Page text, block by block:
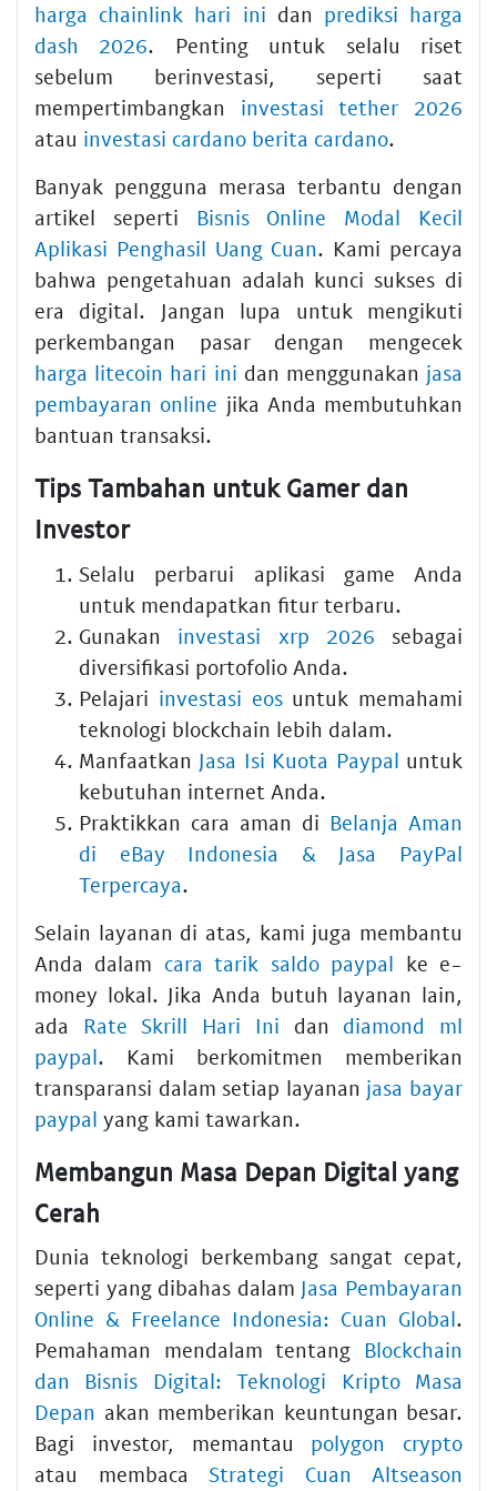
harga chainlink hari ini dan prediksi harga
dash 2026. Penting untuk selalu riset
sebelum berinvestasi, seperti saat
mempertimbangkan investasi tether 2026
atau investasi cardano berita cardano.
Banyak pengguna merasa terbantu dengan
artikel seperti Bisnis Online Modal Kecil
Aplikasi Penghasil Uang Cuan. Kami percaya
bahwa pengetahuan adalah kunci sukses di
era digital. Jangan lupa untuk mengikuti
perkembangan pasar dengan mengecek
harga litecoin hari ini dan menggunakan jasa
pembayaran online jika Anda membutuhkan
bantuan transaksi.
Tips Tambahan untuk Gamer dan
Investor
Selalu perbarui aplikasi game Anda
untuk mendapatkan fitur terbaru.
Gunakan investasi xrp 2026 sebagai
diversifikasi portofolio Anda.
Pelajari investasi eosuntuk memahami
teknologi blockchain lebih dalam.
Manfaatkan Jasa Isi Kuota Paypal untuk
kebutuhan internet Anda.
Praktikkan cara aman di Belanja Aman
di eBay Indonesia & Jasa PayPal
Terpercaya.
Selain layanan di atas, kami juga membantu
Anda dalam cara tarik saldo paypal ke e-
money lokal. Jika Anda butuh layanan lain,
ada Rate Skrill Hari Ini dan diamond ml
paypal. Kami berkomitmen memberikan
transparansi dalam setiap layanan jasa bayar
paypal yang kami tawarkan.
Membangun Masa Depan Digital yang
Cerah
Dunia teknologi berkembang sangat cepat,
seperti yang dibahas dalam Jasa Pembayaran
Online & Freelance Indonesia: Cuan Global.
Pemahaman mendalam tentang Blockchain
dan Bisnis Digital: Teknologi Kripto Masa
Depan akan memberikan keuntungan besar.
Bagi investor, memantau polygon crypto
atau membaca Strategi Cuan Altseason